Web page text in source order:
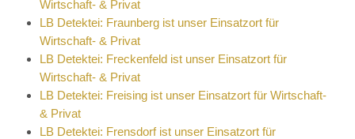
Wirtschaft- & Privat
LB Detektei: Fraunberg ist unser Einsatzort für
Wirtschaft- & Privat
LB Detektei: Freckenfeld ist unser Einsatzort für
Wirtschaft- & Privat
LB Detektei: Freising ist unser Einsatzort für Wirtschaft-
& Privat
LB Detektei: Frensdorf ist unser Einsatzort für